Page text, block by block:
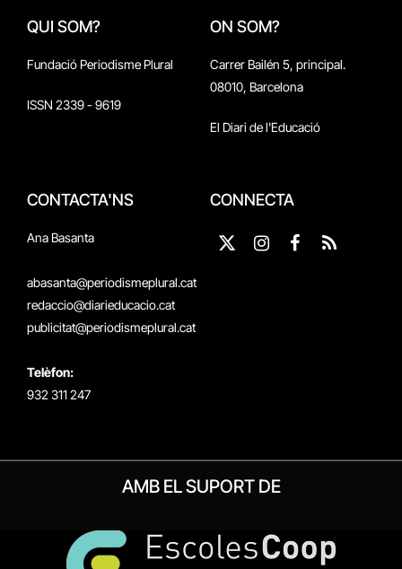
QUI SOM?
Fundació Periodisme Plural
ISSN 2339 - 9619
ON SOM?
Carrer Bailén 5, principal.
08010, Barcelona
El Diari de l'Educació
CONTACTA'NS
Ana Basanta
abasanta@periodismeplural.cat
redaccio@diarieducacio.cat
publicitat@periodismeplural.cat
Telèfon:
932 311 247
CONNECTA
X
Instagram
Facebook
RSS
AMB EL SUPORT DE